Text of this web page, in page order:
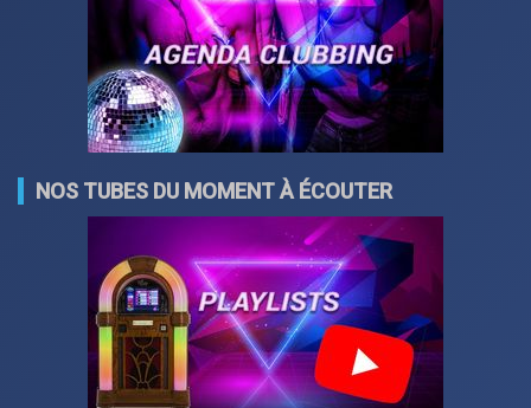
NOS TUBES DU MOMENT À ÉCOUTER